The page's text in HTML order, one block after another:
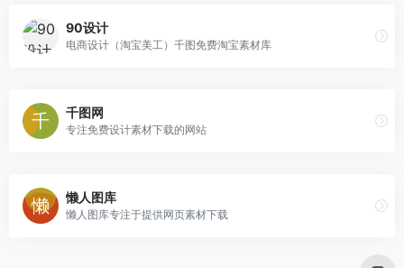
90设计
电商设计（淘宝美工）千图免费淘宝素材库
千图网
专注免费设计素材下载的网站
懒人图库
懒人图库专注于提供网页素材下载